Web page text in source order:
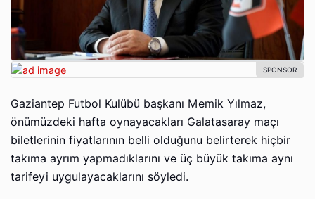
Gaziantep Futbol Kulübü başkanı Memik Yılmaz,
önümüzdeki hafta oynayacakları Galatasaray maçı
biletlerinin fiyatlarının belli olduğunu belirterek hiçbir
takıma ayrım yapmadıklarını ve üç büyük takıma aynı
tarifeyi uygulayacaklarını söyledi.